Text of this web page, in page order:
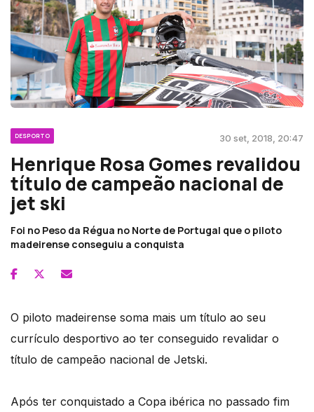
DESPORTO 30 set, 2018, 20:47
Henrique Rosa Gomes revalidou
título de campeão nacional de
jet ski
Foi no Peso da Régua no Norte de Portugal que o piloto
madeirense conseguiu a conquista
O piloto madeirense soma mais um título ao seu
currículo desportivo ao ter conseguido revalidar o
título de campeão nacional de Jetski.
Após ter conquistado a Copa ibérica no passado fim